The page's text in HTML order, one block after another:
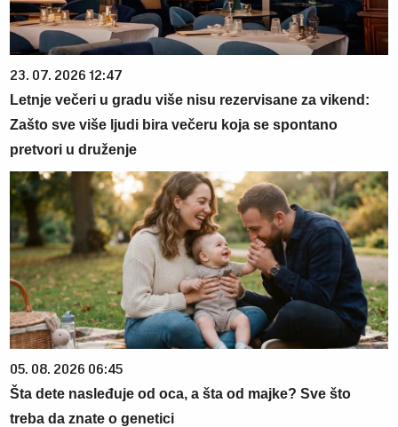
23. 07. 2026 12:47
Letnje večeri u gradu više nisu rezervisane za vikend:
Zašto sve više ljudi bira večeru koja se spontano
pretvori u druženje
05. 08. 2026 06:45
Šta dete nasleđuje od oca, a šta od majke? Sve što
treba da znate o genetici